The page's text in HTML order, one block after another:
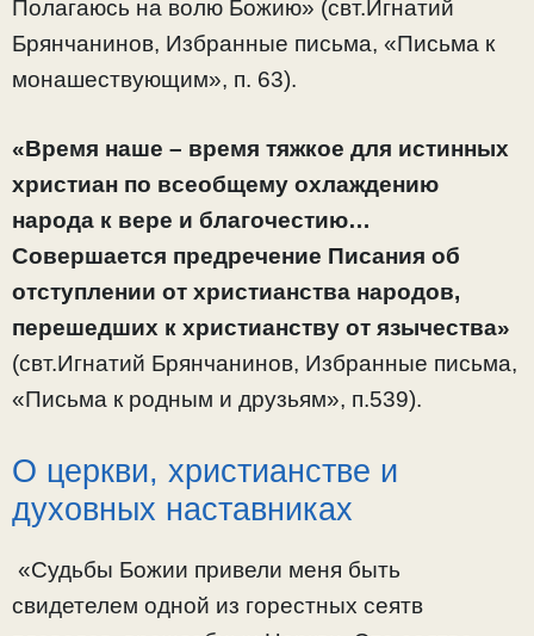
Полагаюсь на волю Божию» (свт.Игнатий
Брянчанинов, Избранные письма, «Письма к
монашествующим», п. 63).
«Время наше – время тяжкое для истинных
христиан по всеобщему охлаждению
народа к вере и благочестию…
Совершается предречение Писания об
отступлении от христианства народов,
перешедших к христианству от язычества»
(свт.Игнатий Брянчанинов, Избранные письма,
«Письма к родным и друзьям», п.539).
О церкви, христианстве и
духовных наставниках
«Судьбы Божии привели меня быть
свидетелем одной из горестных сеятв